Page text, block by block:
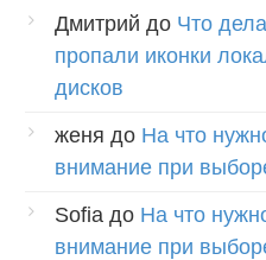
Дмитрий до Что
пропали иконки
дисков
женя до На что
внимание при
Sofia до На что
внимание при